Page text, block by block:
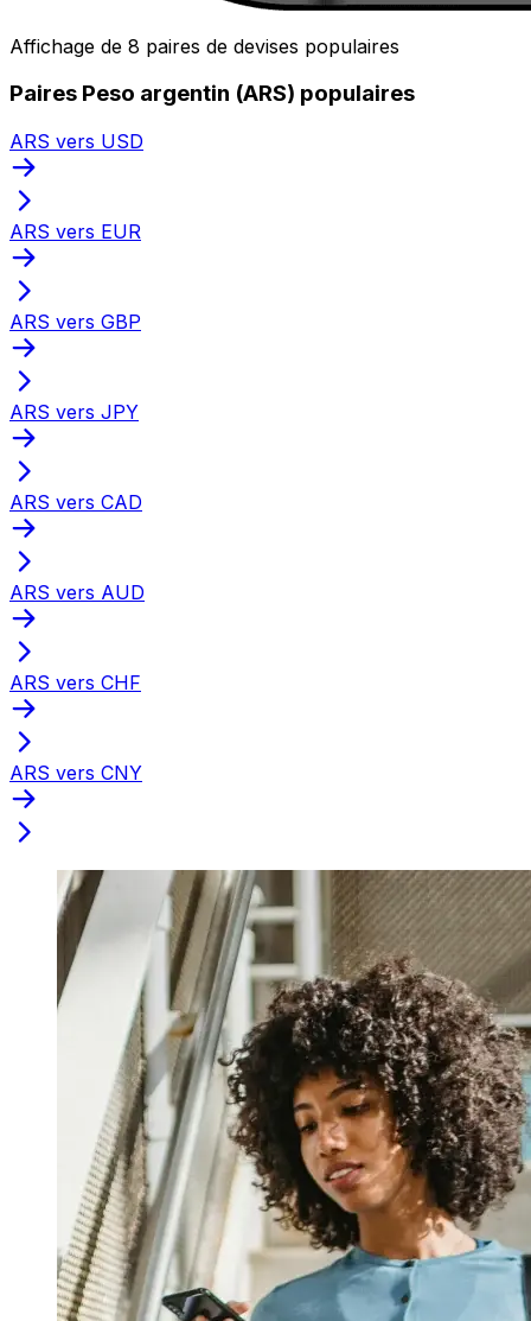
Affichage de 8 paires de devises populaires
Paires Peso argentin (ARS) populaires
ARS vers USD
ARS vers EUR
ARS vers GBP
ARS vers JPY
ARS vers CAD
ARS vers AUD
ARS vers CHF
ARS vers CNY